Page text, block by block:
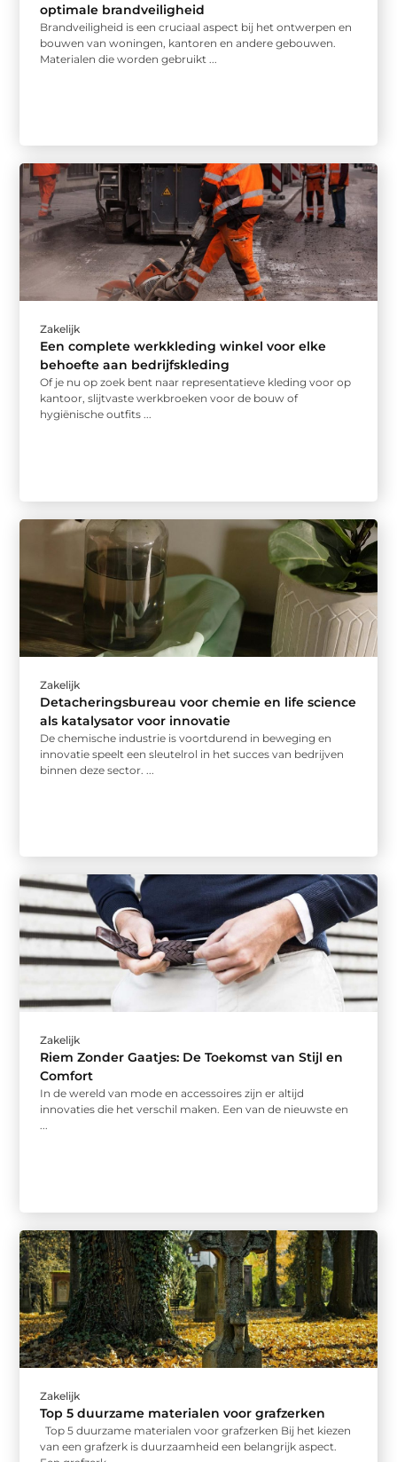
optimale brandveiligheid
Brandveiligheid is een cruciaal aspect bij het ontwerpen en
bouwen van woningen, kantoren en andere gebouwen.
Materialen die worden gebruikt ...
Zakelijk
Een complete werkkleding winkel voor elke
behoefte aan bedrijfskleding
Of je nu op zoek bent naar representatieve kleding voor op
kantoor, slijtvaste werkbroeken voor de bouw of
hygiënische outfits ...
Zakelijk
Detacheringsbureau voor chemie en life science
als katalysator voor innovatie
De chemische industrie is voortdurend in beweging en
innovatie speelt een sleutelrol in het succes van bedrijven
binnen deze sector. ...
Zakelijk
Riem Zonder Gaatjes: De Toekomst van Stijl en
Comfort
In de wereld van mode en accessoires zijn er altijd
innovaties die het verschil maken. Een van de nieuwste en
...
Zakelijk
Top 5 duurzame materialen voor grafzerken
Top 5 duurzame materialen voor grafzerken Bij het kiezen
van een grafzerk is duurzaamheid een belangrijk aspect.